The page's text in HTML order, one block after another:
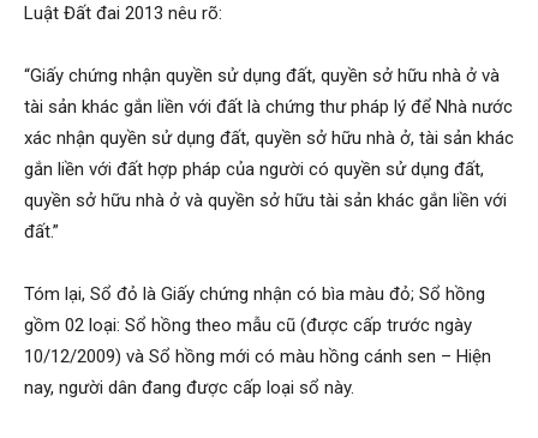
Luật Đất đai 2013 nêu rõ:
“Giấy chứng nhận quyền sử dụng đất, quyền sở hữu nhà ở và
tài sản khác gắn liền với đất là chứng thư pháp lý để Nhà nước
xác nhận quyền sử dụng đất, quyền sở hữu nhà ở, tài sản khác
gắn liền với đất hợp pháp của người có quyền sử dụng đất,
quyền sở hữu nhà ở và quyền sở hữu tài sản khác gắn liền với
đất.”
Tóm lại, Sổ đỏ là Giấy chứng nhận có bìa màu đỏ; Sổ hồng
gồm 02 loại: Sổ hồng theo mẫu cũ (được cấp trước ngày
10/12/2009) và Sổ hồng mới có màu hồng cánh sen – Hiện
nay, người dân đang được cấp loại sổ này.